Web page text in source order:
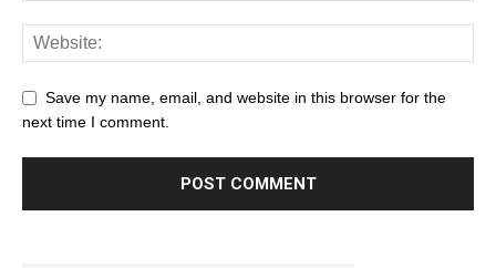
Save my name, email, and website in this browser for the
next time I comment.